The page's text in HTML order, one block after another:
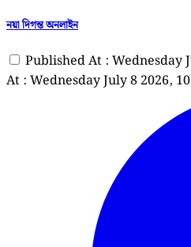
নয়া দিগন্ত অনলাইন
Published At : Wednesday
At : Wednesday July 8 2026,